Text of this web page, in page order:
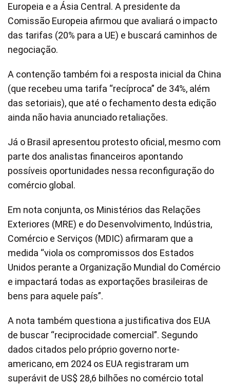
Europeia e a Ásia Central. A presidente da
Comissão Europeia afirmou que avaliará o impacto
das tarifas (20% para a UE) e buscará caminhos de
negociação.
A contenção também foi a resposta inicial da China
(que recebeu uma tarifa “recíproca” de 34%, além
das setoriais), que até o fechamento desta edição
ainda não havia anunciado retaliações.
Já o Brasil apresentou protesto oficial, mesmo com
parte dos analistas financeiros apontando
possíveis oportunidades nessa reconfiguração do
comércio global.
Em nota conjunta, os Ministérios das Relações
Exteriores (MRE) e do Desenvolvimento, Indústria,
Comércio e Serviços (MDIC) afirmaram que a
medida “viola os compromissos dos Estados
Unidos perante a Organização Mundial do Comércio
e impactará todas as exportações brasileiras de
bens para aquele país”.
A nota também questiona a justificativa dos EUA
de buscar “reciprocidade comercial”. Segundo
dados citados pelo próprio governo norte-
americano, em 2024 os EUA registraram um
superávit de US$ 28,6 bilhões no comércio total